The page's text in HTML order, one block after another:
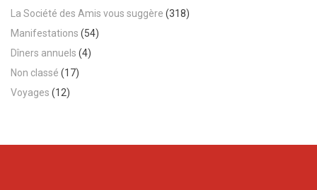
La Société des Amis vous suggère (318)
Manifestations (54)
Dîners annuels (4)
Non classé (17)
Voyages (12)